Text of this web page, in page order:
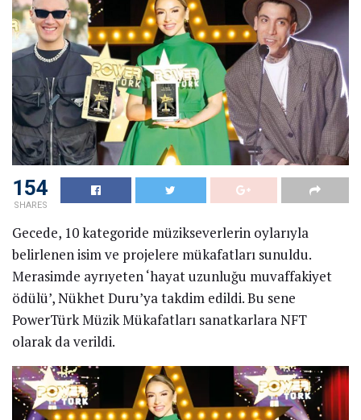
154
SHARES
Gecede, 10 kategoride müzikseverlerin oylarıyla
belirlenen isim ve projelere mükafatları sunuldu.
Merasimde ayrıyeten ‘hayat uzunluğu muvaffakiyet
ödülü’, Nükhet Duru’ya takdim edildi. Bu sene
PowerTürk Müzik Mükafatları sanatkarlara NFT
olarak da verildi.